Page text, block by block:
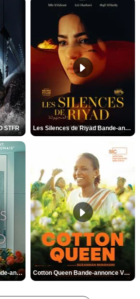
STFR Les Silences de Riyad Bande-annonce VO STFR
Des Fleurs pour Tokyo Bande-annonce VO STFR Cotton Queen Bande-annonce VO STFR